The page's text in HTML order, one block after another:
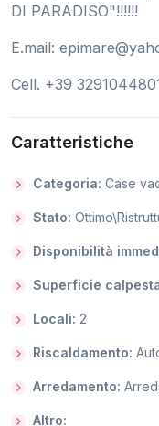
DI PARADISO"!!!!!!
E.mail:
Cell. +39
Caratteristiche
Categoria: Case
Stato:
Disponibilità
Superficie
Locali: 2
Riscaldamento:
Arredamento:
Altro: